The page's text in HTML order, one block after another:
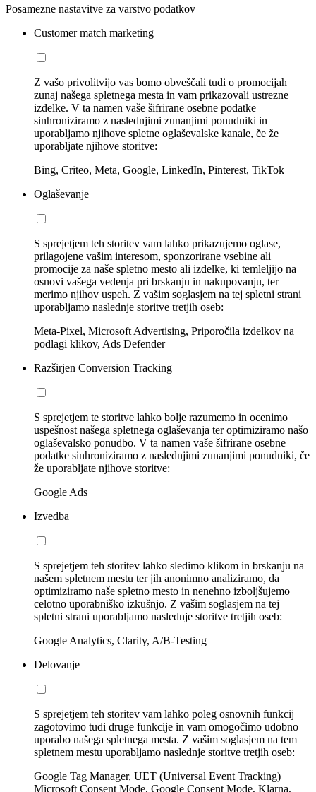
Posamezne nastavitve za varstvo podatkov
Customer match marketing
Z vašo privolitvijo vas bomo obveščali tudi o promocijah
zunaj našega spletnega mesta in vam prikazovali ustrezne
izdelke. V ta namen vaše šifrirane osebne podatke
sinhroniziramo z naslednjimi zunanjimi ponudniki in
uporabljamo njihove spletne oglaševalske kanale, če že
uporabljate njihove storitve:
Bing, Criteo, Meta, Google, LinkedIn, Pinterest, TikTok
Oglaševanje
S sprejetjem teh storitev vam lahko prikazujemo oglase,
prilagojene vašim interesom, sponzorirane vsebine ali
promocije za naše spletno mesto ali izdelke, ki temleljijo na
osnovi vašega vedenja pri brskanju in nakupovanju, ter
merimo njihov uspeh. Z vašim soglasjem na tej spletni strani
uporabljamo naslednje storitve tretjih oseb:
Meta-Pixel, Microsoft Advertising, Priporočila izdelkov na
podlagi klikov, Ads Defender
Razširjen Conversion Tracking
S sprejetjem te storitve lahko bolje razumemo in ocenimo
uspešnost našega spletnega oglaševanja ter optimiziramo našo
oglaševalsko ponudbo. V ta namen vaše šifrirane osebne
podatke sinhroniziramo z naslednjimi zunanjimi ponudniki, če
že uporabljate njihove storitve:
Google Ads
Izvedba
S sprejetjem teh storitev lahko sledimo klikom in brskanju na
našem spletnem mestu ter jih anonimno analiziramo, da
optimiziramo naše spletno mesto in nenehno izboljšujemo
celotno uporabniško izkušnjo. Z vašim soglasjem na tej
spletni strani uporabljamo naslednje storitve tretjih oseb:
Google Analytics, Clarity, A/B-Testing
Delovanje
S sprejetjem teh storitev vam lahko poleg osnovnih funkcij
zagotovimo tudi druge funkcije in vam omogočimo udobno
uporabo našega spletnega mesta. Z vašim soglasjem na tem
spletnem mestu uporabljamo naslednje storitve tretjih oseb:
Google Tag Manager, UET (Universal Event Tracking)
Microsoft Consent Mode, Google Consent Mode, Klarna,